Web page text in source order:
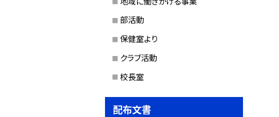
部活動
保健室より
クラブ活動
校長室
配布文書